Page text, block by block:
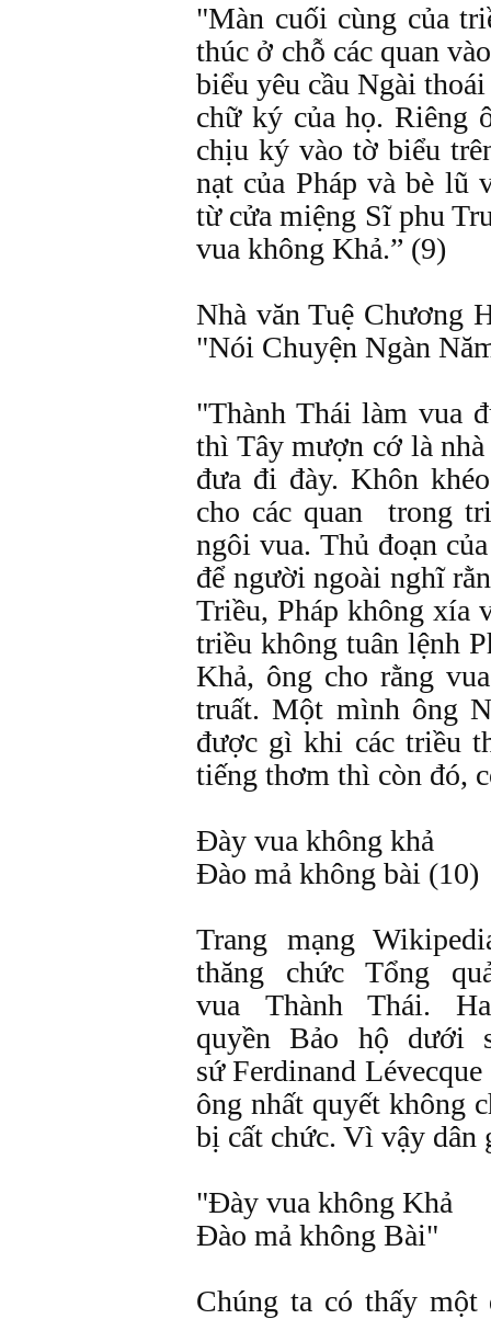
"Màn cuối cùng của
thúc ở chỗ các quan
biểu yêu cầu Ngài
chữ ký của họ. Riêng
chịu ký vào tờ biểu
nạt của Pháp và bè lũ
từ cửa miệng Sĩ phu
vua không Khả.” (9)
Nhà văn Tuệ Chương
"Nói Chuyện Ngàn
"Thành Thái làm vua
thì Tây mượn cớ là
đưa đi đày. Khôn
cho các quan trong
ngôi vua. Thủ đoạn
để người ngoài nghĩ
Triều, Pháp không xía
triều không tuân lệnh
Khả, ông cho rằng
truất. Một mình ông
được gì khi các triều
tiếng thơm thì còn đó,
Đày vua không khả
Đào mả không bài
Trang mạng
thăng chức Tổng
vua Thành Thái.
quyền Bảo hộ dưới
sứ Ferdinand
ông nhất quyết không
bị cất chức. Vì vậy dân
"Đày vua không Khả
Đào mả không Bài"
Chúng ta có thấy một